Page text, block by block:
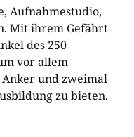
Aufnahmestudio,
Mit ihrem Gefährt
des 250
vor allem
und zweimal
zu bieten.